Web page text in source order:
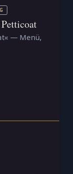
— Menü,
NEUEM TAB)